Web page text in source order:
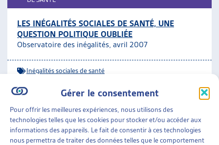
Gérer le consentement
Pour offrir les meilleures expériences, nous utilisons des
technologies telles que les cookies pour stocker et/ou accéder aux
informations des appareils. Le fait de consentir à ces technologies
nous permettra de traiter des données telles que le comportement
LES INÉGALITÉS SOCIALES DE SANTÉ, UNE
QUESTION POLITIQUE OUBLIÉE
Observatoire des inégalités, avril 2007
Inégalités sociales de santé
ENJEUX SOCIAUX» SANTÉ»INÉGALITÉS SOCIALES
L’UNITÉ MOBILE D’URGENCES SOCIALES (UMUS),
UNE NOUVELLE STRUCTURE DANS LE RÉSEAU